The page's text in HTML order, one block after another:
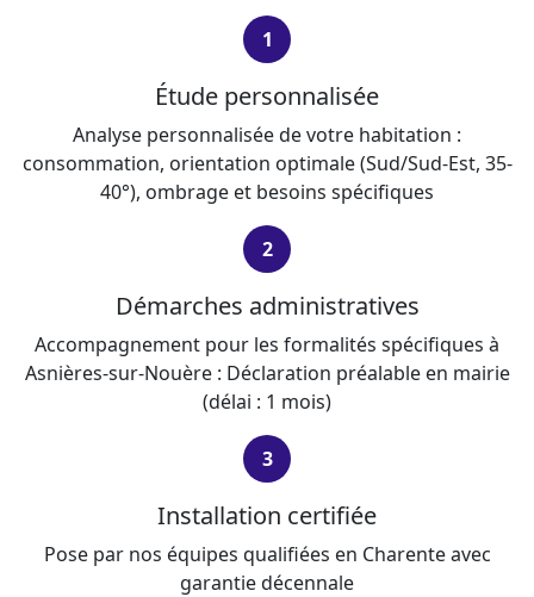
1
Étude personnalisée
Analyse personnalisée de votre habitation :
consommation, orientation optimale (Sud/Sud-Est, 35-
40°), ombrage et besoins spécifiques
2
Démarches administratives
Accompagnement pour les formalités spécifiques à
Asnières-sur-Nouère : Déclaration préalable en mairie
(délai : 1 mois)
3
Installation certifiée
Pose par nos équipes qualifiées en Charente avec
garantie décennale